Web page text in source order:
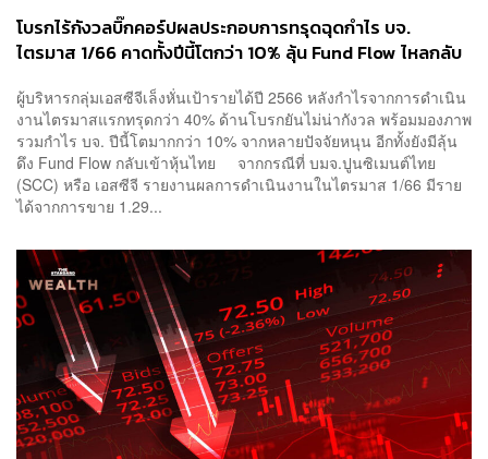
โบรกไร้กังวลบิ๊กคอร์ปผลประกอบการทรุดฉุดกำไร บจ.
ไตรมาส 1/66 คาดทั้งปีนี้โตกว่า 10% ลุ้น Fund Flow ไหลกลับ
ผู้บริหารกลุ่มเอสซีจีเล็งหั่นเป้ารายได้ปี 2566 หลังกำไรจากการดำเนิน
งานไตรมาสแรกทรุดกว่า 40% ด้านโบรกยันไม่น่ากังวล พร้อมมองภาพ
รวมกำไร บจ. ปีนี้โตมากกว่า 10% จากหลายปัจจัยหนุน อีกทั้งยังมีลุ้น
ดึง Fund Flow กลับเข้าหุ้นไทย จากกรณีที่ บมจ.ปูนซิเมนต์ไทย
(SCC) หรือ เอสซีจี รายงานผลการดำเนินงานในไตรมาส 1/66 มีราย
ได้จากการขาย 1.29...